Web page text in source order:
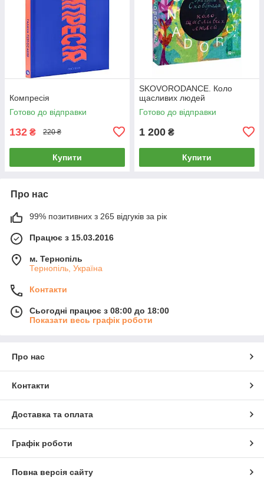
Компресія
Готово до відправки
132 ₴ 220 ₴
Купити
SKOVORODANCE. Коло
щасливих людей
Готово до відправки
1 200 ₴
Купити
Про нас
99% позитивних з 265 відгуків за рік
Працює з 15.03.2016
м. Тернопіль
Тернопіль, Україна
Контакти
Сьогодні працює з 08:00 до 18:00
Показати весь графік роботи
Про нас
Контакти
Доставка та оплата
Графік роботи
Повна версія сайту